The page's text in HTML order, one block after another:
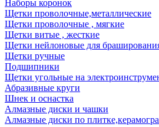
Наборы коронок
Щетки проволочные,металлические
Щетки проволочные , мягкие
Щетки витые , жесткие
Щетки нейлоновые для
Щетки ручные
Подшипники
Щетки угольные на
Абразивные круги
Шнек и оснастка
Алмазные диски и чашки
Алмазные диски по